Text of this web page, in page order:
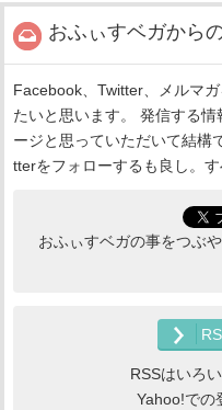
おふぃすベガから
Facebook、Twitter、メルマ
たいと思います。 発信する
ージと思っていただいて結構
tterをフォローするも良し。す
おふぃすベガの事をつぶ
RSSはいろ
Yahoo!での